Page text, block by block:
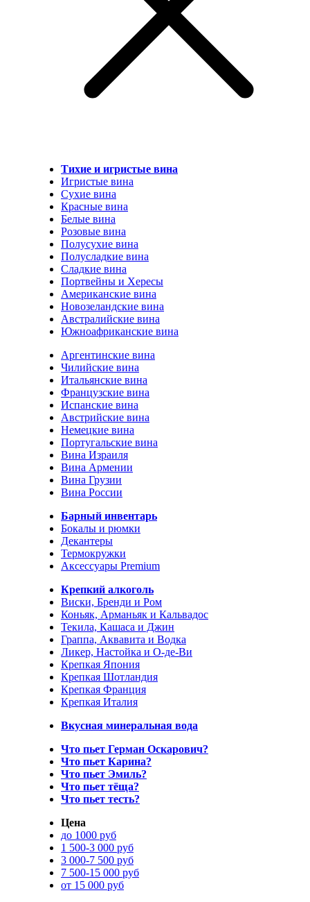
Тихие и игристые вина
Игристые вина
Сухие вина
Красные вина
Белые вина
Розовые вина
Полусухие вина
Полусладкие вина
Сладкие вина
Портвейны и Хересы
Американские вина
Новозеландские вина
Австралийские вина
Южноафриканские вина
Аргентинские вина
Чилийские вина
Итальянские вина
Французские вина
Испанские вина
Австрийские вина
Немецкие вина
Португальские вина
Вина Израиля
Вина Армении
Вина Грузии
Вина России
Барный инвентарь
Бокалы и рюмки
Декантеры
Термокружки
Аксессуары Premium
Крепкий алкоголь
Виски, Бренди и Ром
Коньяк, Арманьяк и Кальвадос
Текила, Кашаса и Джин
Граппа, Аквавита и Водка
Ликер, Настойка и О-де-Ви
Крепкая Япония
Крепкая Шотландия
Крепкая Франция
Крепкая Италия
Вкусная минеральная вода
Что пьет Герман Оскарович?
Что пьет Карина?
Что пьет Эмиль?
Что пьет тёща?
Что пьет тесть?
Цена
до 1000 руб
1 500-3 000 руб
3 000-7 500 руб
7 500-15 000 руб
от 15 000 руб